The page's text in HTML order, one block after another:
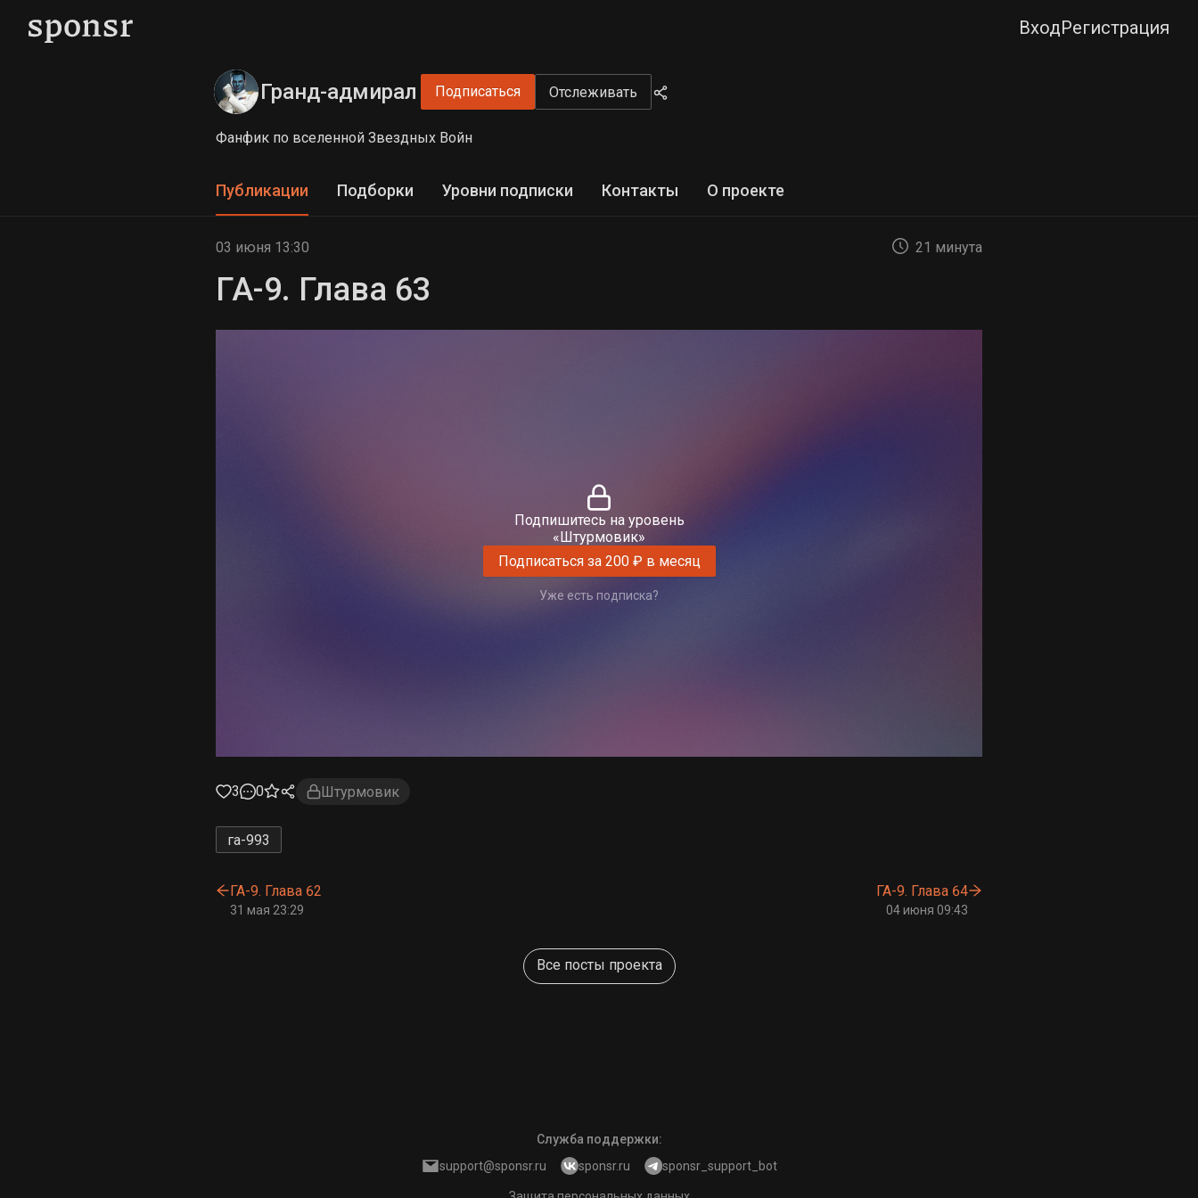
ВходРегистрация
Гранд-адмирал Подписаться Отслеживать
Фанфик по вселенной Звездных Войн
Публикации Подборки Уровни подписки Контакты О проекте
03 июня 13:30 21 минута
ГА-9. Глава 63
Подпишитесь на уровень
«Штурмовик»
Подписаться за 200 ₽ в месяц
Уже есть подписка?
3 0 Штурмовик
га-993
ГА-9. Глава 62
31 мая 23:29
ГА-9. Глава 64
04 июня 09:43
Все посты проекта
Служба поддержки:
support@sponsr.ru
sponsr.ru sponsr_support_bot